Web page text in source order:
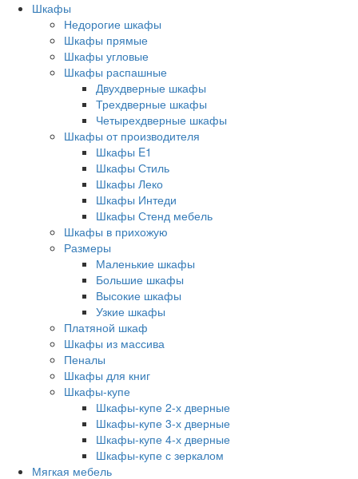
Шкафы
Недорогие шкафы
Шкафы прямые
Шкафы угловые
Шкафы распашные
Двухдверные шкафы
Трехдверные шкафы
Четырехдверные шкафы
Шкафы от производителя
Шкафы E1
Шкафы Стиль
Шкафы Леко
Шкафы Интеди
Шкафы Стенд мебель
Шкафы в прихожую
Размеры
Маленькие шкафы
Большие шкафы
Высокие шкафы
Узкие шкафы
Платяной шкаф
Шкафы из массива
Пеналы
Шкафы для книг
Шкафы-купе
Шкафы-купе 2-х дверные
Шкафы-купе 3-х дверные
Шкафы-купе 4-х дверные
Шкафы-купе с зеркалом
Мягкая мебель